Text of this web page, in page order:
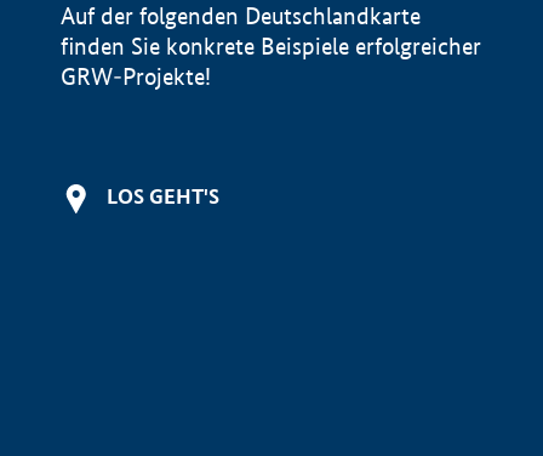
Auf der folgenden Deutschlandkarte
finden Sie konkrete Beispiele erfolgreicher
GRW-Projekte!
LOS GEHT'S